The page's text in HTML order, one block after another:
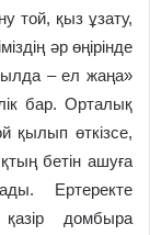
той, қыз ұзату,
әр өңірінде
– ел жаңа»
бар. Орталық
қылып өткізсе,
бетін ашуға
Ертеректе
домбыра